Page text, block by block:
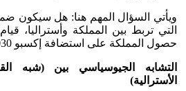
ويأتي السؤال المهم هنا: هل سيكون ضمن
التي تربط بين المملكة وأستراليا،
حصول المملكة على استضافة إكسبو 2030.
التشابه الجيوسياسي بين (شبه
الأسترالية)